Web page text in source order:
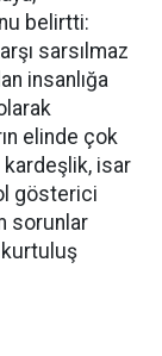
belirtti:
sarsılmaz
insanlığa
elinde çok
isar
gösterici
sorunlar
kurtuluş